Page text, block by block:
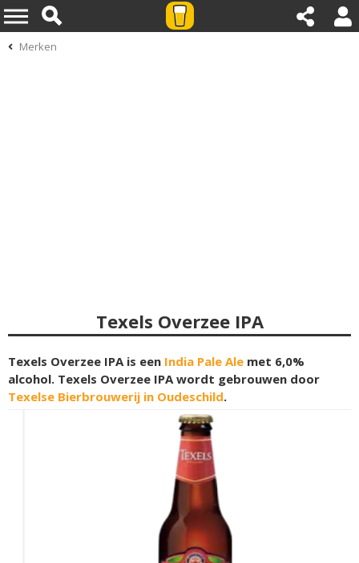
Merken
Texels Overzee IPA
Texels Overzee IPA is een India Pale Ale met 6,0%
alcohol. Texels Overzee IPA wordt gebrouwen door
Texelse Bierbrouwerij in Oudeschild.